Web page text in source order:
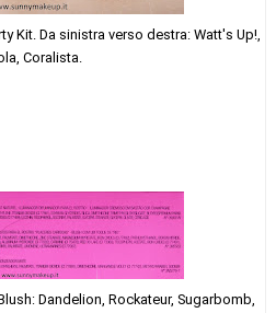
Kit. Da sinistra verso destra: Watt's Up!,
Coralista.
Dandelion, Rockateur, Sugarbomb,